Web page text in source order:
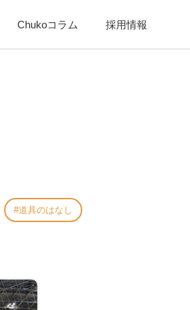
Chukoコラム 採用情報
道具のはなし